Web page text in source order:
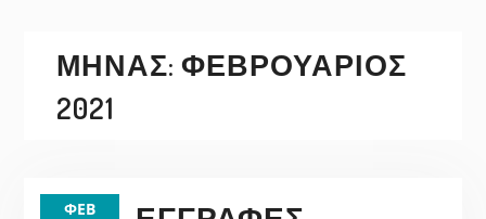
ΜΉΝΑΣ: ΦΕΒΡΟΥΆΡΙΟΣ
2021
ΦΕΒ